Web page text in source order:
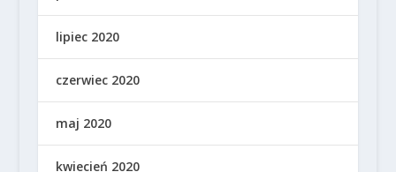
lipiec 2020
czerwiec 2020
maj 2020
kwiecień 2020